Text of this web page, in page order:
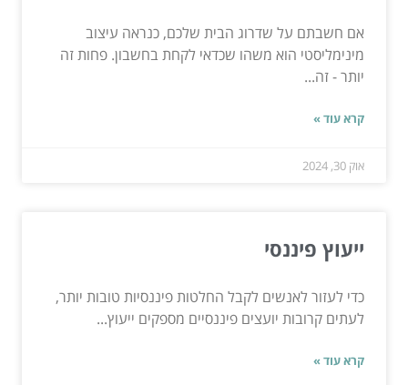
אם חשבתם על שדרוג הבית שלכם, כנראה עיצוב
מינימליסטי הוא משהו שכדאי לקחת בחשבון. פחות זה
יותר - זה...
קרא עוד »
אוק 30, 2024
ייעוץ פיננסי
כדי לעזור לאנשים לקבל החלטות פיננסיות טובות יותר,
לעתים קרובות יועצים פיננסיים מספקים ייעוץ...
קרא עוד »